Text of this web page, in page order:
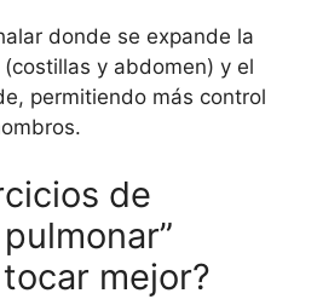
donde se expande la
y abdomen) y el
permitiendo más control
de
mejor?